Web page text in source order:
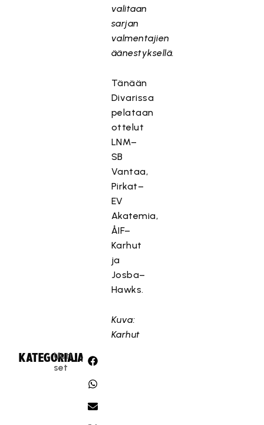
valitaan
sarjan
valmentajien
äänestyksellä.
Tänään
Divarissa
pelataan
ottelut
LNM–
SB
Vantaa,
Pirkat–
EV
Akatemia,
ÅIF–
Karhut
ja
Josba–
Hawks.
Kuva:
Karhut
KATEGORIA:
Uuti
set
JAA: